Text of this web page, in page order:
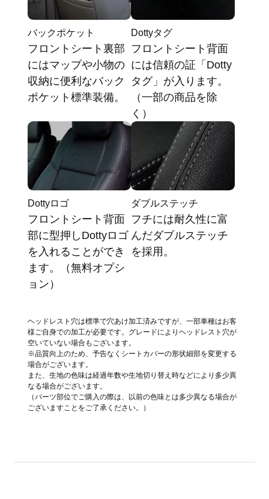
バックポケット
フロントシート裏部
にはマップや小物の
収納に便利なバック
ポケット標準装備。
Dottyタグ
フロントシート背面
には信頼の証「Dotty
タグ」が入ります。
（一部の商品を除
く）
Dottyロゴ
フロントシート背面
部に型押しDottyロゴ
を入れることができ
ます。（無料オプシ
ョン）
ダブルステッチ
フチには耐久性に富
んだダブルステッチ
を採用。
ヘッドレスト穴は標準で穴あけ加工済みですが、一部車種はお客
様ご自身での加工が必要です。グレードによりヘッドレスト穴が
空いていない場合もございます。
※品質向上のため、予告なくシートカバーの形状細部を変更する
場合がございます。
また、生地の色味は経過年数や生地切り替え時などにより多少異
なる場合がございます。
（パーツ部位でご購入の際は、以前の色味とは多少異なる場合が
ございますことをご了承ください。）